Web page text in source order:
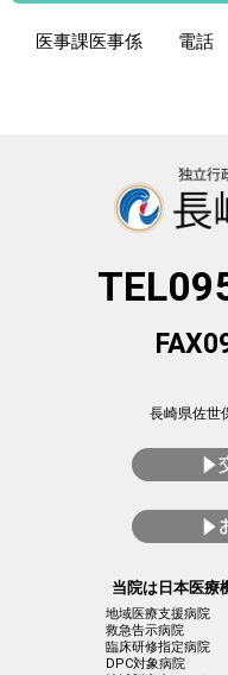
医事課医事係 電話
長崎県佐世
当院は日本医療
地域医療支援病院
救急告示病院
臨床研修指定病院
DPC対象病院